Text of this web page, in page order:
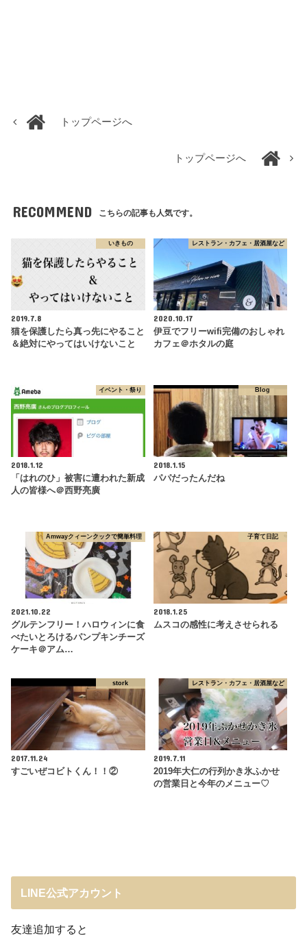
トップページへ
トップページへ
RECOMMEND こちらの記事も人気です。
いきもの
2019.7.8
猫を保護したら真っ先にやること
＆絶対にやってはいけないこと
レストラン・カフェ・居酒屋など
2020.10.17
伊豆でフリーwifi完備のおしゃれ
カフェ＠ホタルの庭
イベント・祭り
2018.1.12
「はれのひ」被害に遭われた新成
人の皆様へ＠西野亮廣
Blog
2018.1.15
パパだったんだね
Amwayクィーンクックで簡単料理
2021.10.22
グルテンフリー！ハロウィンに食
べたいとろけるパンプキンチーズ
ケーキ＠アム…
子育て日記
2018.1.25
ムスコの感性に考えさせられる
stork
2017.11.24
すごいぜコビトくん！！②
レストラン・カフェ・居酒屋など
2019.7.11
2019年大仁の行列かき氷ふかせ
の営業日と今年のメニュー♡
LINE公式アカウント
友達追加すると